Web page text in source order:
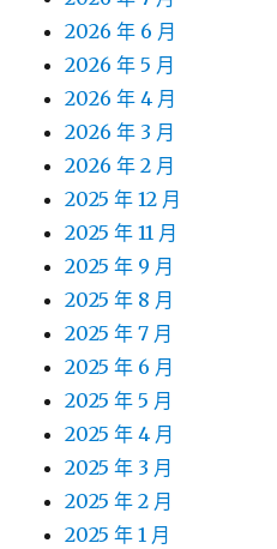
2026 年 6 月
2026 年 5 月
2026 年 4 月
2026 年 3 月
2026 年 2 月
2025 年 12 月
2025 年 11 月
2025 年 9 月
2025 年 8 月
2025 年 7 月
2025 年 6 月
2025 年 5 月
2025 年 4 月
2025 年 3 月
2025 年 2 月
2025 年 1 月